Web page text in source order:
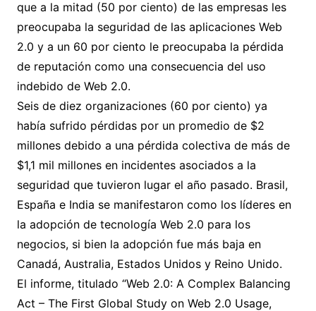
que a la mitad (50 por ciento) de las empresas les
preocupaba la seguridad de las aplicaciones Web
2.0 y a un 60 por ciento le preocupaba la pérdida
de reputación como una consecuencia del uso
indebido de Web 2.0.
Seis de diez organizaciones (60 por ciento) ya
había sufrido pérdidas por un promedio de $2
millones debido a una pérdida colectiva de más de
$1,1 mil millones en incidentes asociados a la
seguridad que tuvieron lugar el año pasado. Brasil,
España e India se manifestaron como los líderes en
la adopción de tecnología Web 2.0 para los
negocios, si bien la adopción fue más baja en
Canadá, Australia, Estados Unidos y Reino Unido.
El informe, titulado “Web 2.0: A Complex Balancing
Act – The First Global Study on Web 2.0 Usage,